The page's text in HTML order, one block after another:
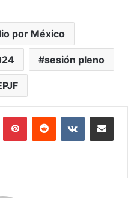
por México
sesión pleno